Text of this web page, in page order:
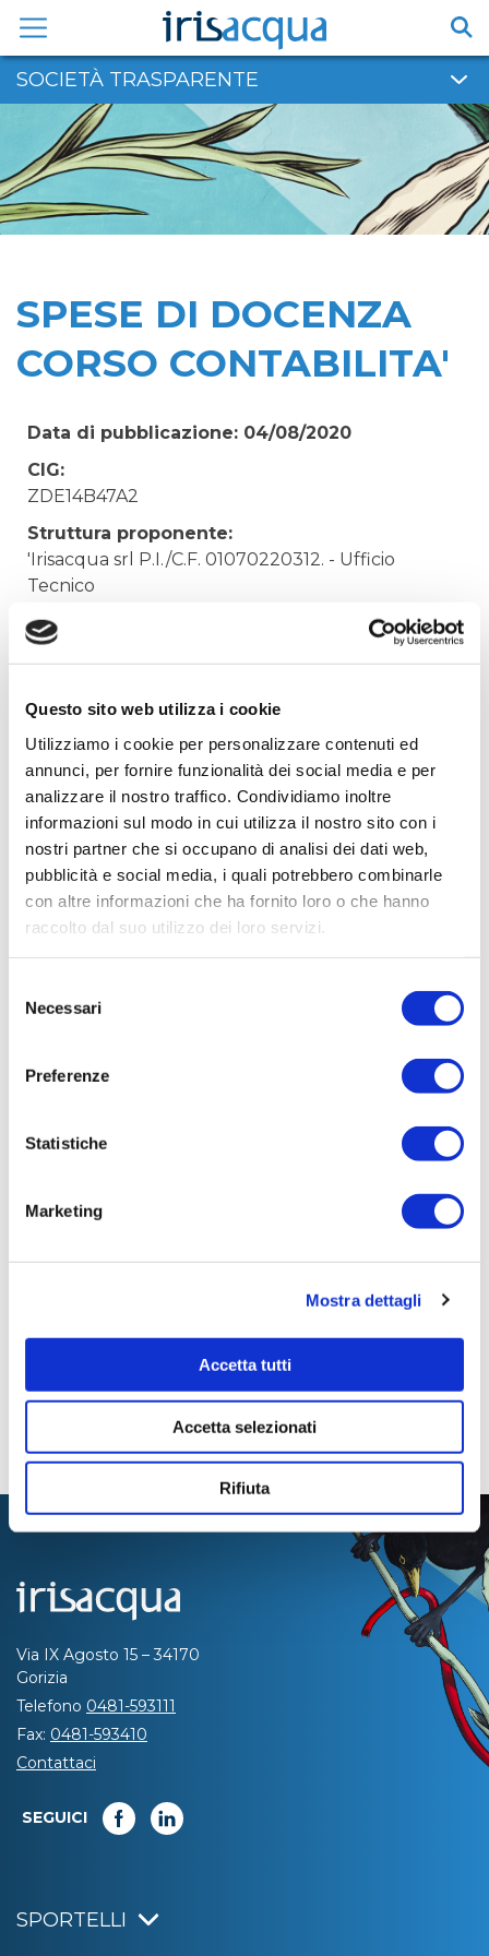
Questo sito web utilizza i cookie
Utilizziamo i cookie per personalizzare contenuti ed
annunci, per fornire funzionalità dei social media e per
analizzare il nostro traffico. Condividiamo inoltre
informazioni sul modo in cui utilizza il nostro sito con i
nostri partner che si occupano di analisi dei dati web,
pubblicità e social media, i quali potrebbero combinarle
con altre informazioni che ha fornito loro o che hanno
raccolto dal suo utilizzo dei loro servizi.
delNecessari
Preferenze
Statistiche
Marketing
Mostra dettagli
Accetta tutti
Accetta selezionati
Rifiuta
contenuto
SOCIETÀ TRASPARENTE
SPESE DI DOCENZA
CORSO CONTABILITA'
Data di pubblicazione: 04/08/2020
CIG:
ZDE14B47A2
Struttura proponente:
'Irisacqua srl P.I./C.F. 01070220312. - Ufficio
Tecnico
Oggetto:
SPESE DI DOCENZA CORSO CONTABILITA'
Codice Fiscale:
Procedura di scelta:
Affidamento ai sensi del Regolamento Generale
Aziendale per Lavori Servizi e Forniture (art.238,
comma 7 d.lgs. 163/2006)
Aggiudicatario Nome:
CACCIAVILLANI TOMASO - cod. fisc.
CCCTMS62E29G224I
Importo Aggiudicazione:
Via IX Agosto 15 – 34170
Gorizia
Telefono 0481-593111
Fax: 0481-593410
Contattaci
SEGUICI
SPORTELLI